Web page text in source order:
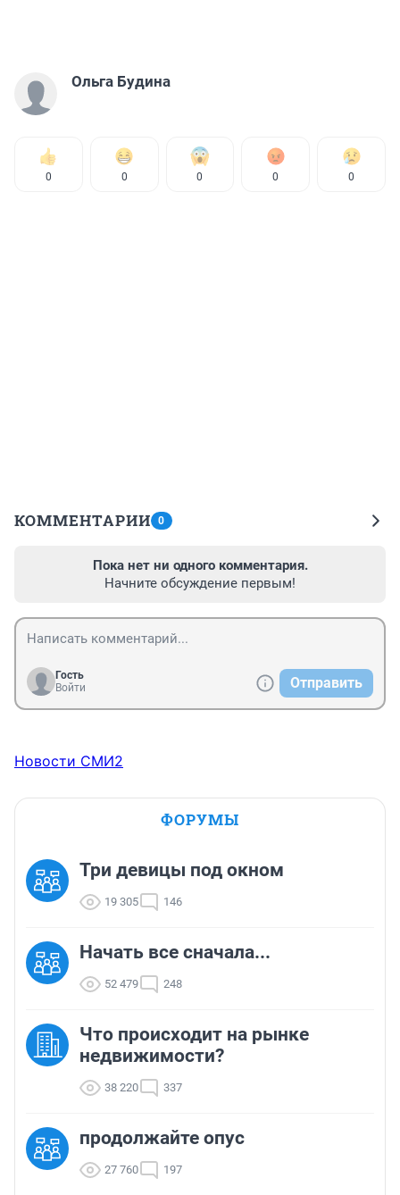
Ольга Будина
0 0 0 0 0
КОММЕНТАРИИ 0
Пока нет ни одного комментария.
Начните обсуждение первым!
Гость
Войти
Отправить
Новости СМИ2
ФОРУМЫ
Три девицы под окном
19 305 146
Начать все сначала...
52 479 248
Что происходит на рынке
недвижимости?
38 220 337
продолжайте опус
27 760 197